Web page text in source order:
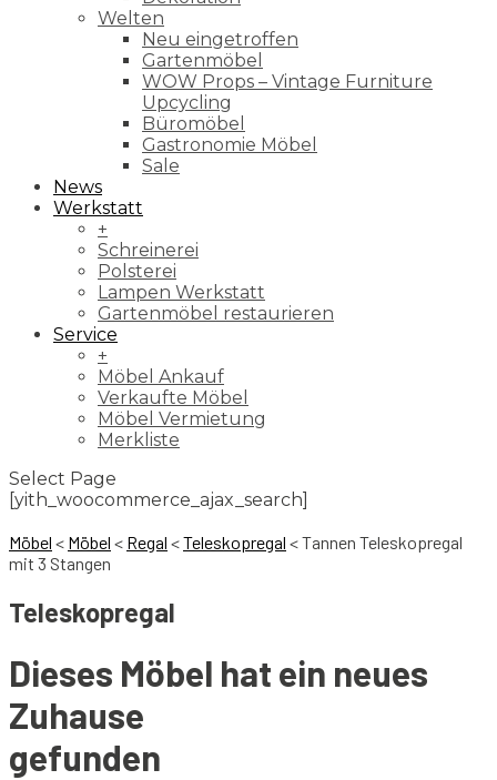
Welten
Neu eingetroffen
Gartenmöbel
WOW Props – Vintage Furniture
Upcycling
Büromöbel
Gastronomie Möbel
Sale
News
Werkstatt
+
Schreinerei
Polsterei
Lampen Werkstatt
Gartenmöbel restaurieren
Service
+
Möbel Ankauf
Verkaufte Möbel
Möbel Vermietung
Merkliste
Select Page
[yith_woocommerce_ajax_search]
Möbel < Möbel < Regal <Teleskopregal <Tannen Teleskopregal
mit 3 Stangen
Teleskopregal
Dieses Möbel hat ein neues
Zuhause
gefunden